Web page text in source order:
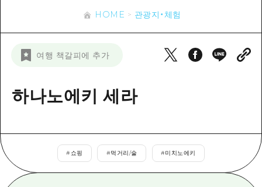
나이트 라이프
기준
치유
자연
미야지마(宮島) 주변
빠른 여행
반나절
1박 2일
게이호쿠(芸北)
야마구치(山口)현 동부
시마네(島根)현
접근
히로시마 OMOTENASHI 패스
외국인 여행자용 거리 관광안내소
뉴스
HOME 관광지・체험
여행 책갈피에 추가
하나노에키 세라
# 쇼핑 #먹거리/술 #미치노에키